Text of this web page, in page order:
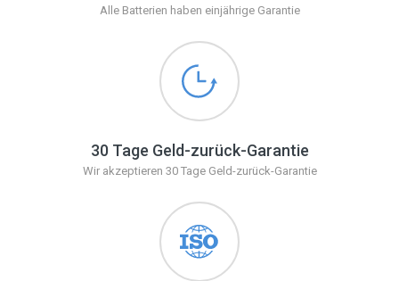
Alle Batterien haben einjährige Garantie
30 Tage Geld-zurück-Garantie
Wir akzeptieren 30 Tage Geld-zurück-Garantie